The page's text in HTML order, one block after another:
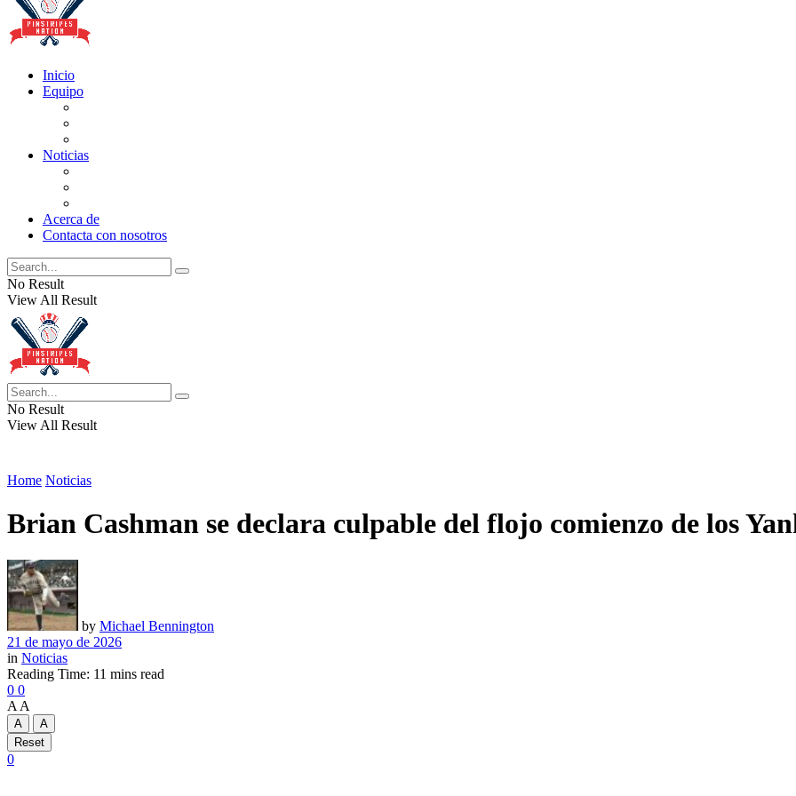
Inicio
Equipo
Noticias
Acerca de
Contacta con nosotros
No Result
View All Result
No Result
View All Result
Home Noticias
Brian Cashman se declara culpable del flojo comienzo de los
by Michael Bennington
21 de mayo de 2026
in Noticias
Reading Time: 11 mins read
0 0
A A
A
A
Reset
0